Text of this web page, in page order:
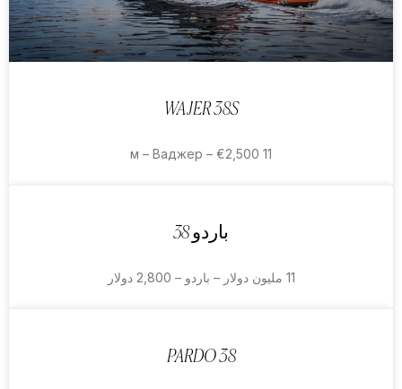
WAJER 38S
11 м – Ваджер – €2,500
باردو 38
11 مليون دولار – باردو – 2,800 دولار
PARDO 38